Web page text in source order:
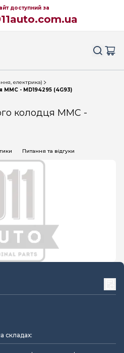
доступний за
електрика)
- MD194295 (4G93)
колодця MMC -
Питання та відгуки
складах: